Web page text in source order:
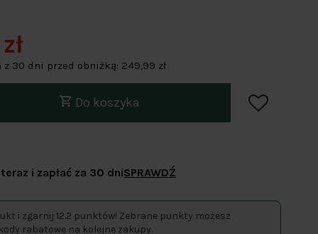
z 30 dni przed obniżką: 249,99 zł
Do koszyka
i zapłać za 30 dniSPRAWDŹ
i zgarnij 12.2 punktów! Zebrane punkty możesz
rabatowe na kolejne zakupy.